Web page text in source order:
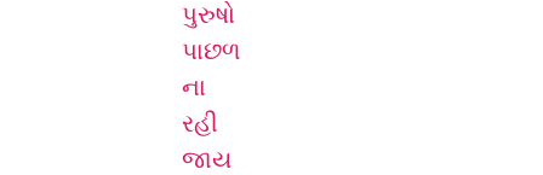
પુરુષો
પાછળ
ના
રહી
જાય